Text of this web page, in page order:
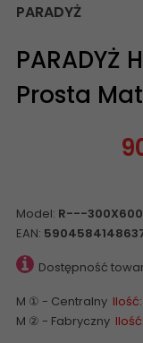
PARADYŻ
Prosta
Model: R---
EAN:
Dostępność
M ① - Centralny
M ② - Fabryczny